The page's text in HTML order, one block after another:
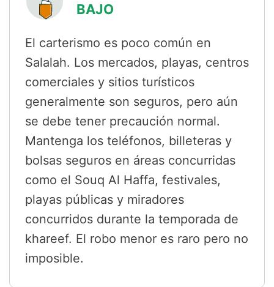
BAJO
El carterismo es poco común en
Salalah. Los mercados, playas, centros
comerciales y sitios turísticos
generalmente son seguros, pero aún
se debe tener precaución normal.
Mantenga los teléfonos, billeteras y
bolsas seguros en áreas concurridas
como el Souq Al Haffa, festivales,
playas públicas y miradores
concurridos durante la temporada de
khareef. El robo menor es raro pero no
imposible.